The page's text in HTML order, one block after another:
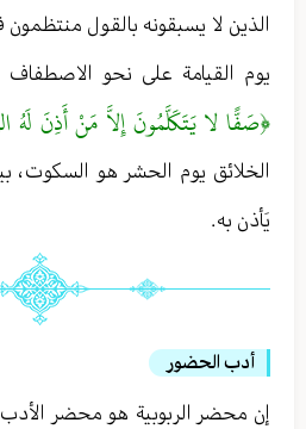
الذين لا يسبقونه بالقول
يوم القيامة على نحو الاصطفاف
﴿صَفًّا لا يَتَكَلَّمُونَ إِلاَّ مَنْ أَذِنَ لَهُ
الخلائق يوم الحشر هو السكوت ،
يَأذن به .
أدب الحضور
إن محضر الربوبية هو محضر الأدب